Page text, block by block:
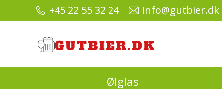
+45 22 55 32 24 info@gutbier.dk
Ølglas